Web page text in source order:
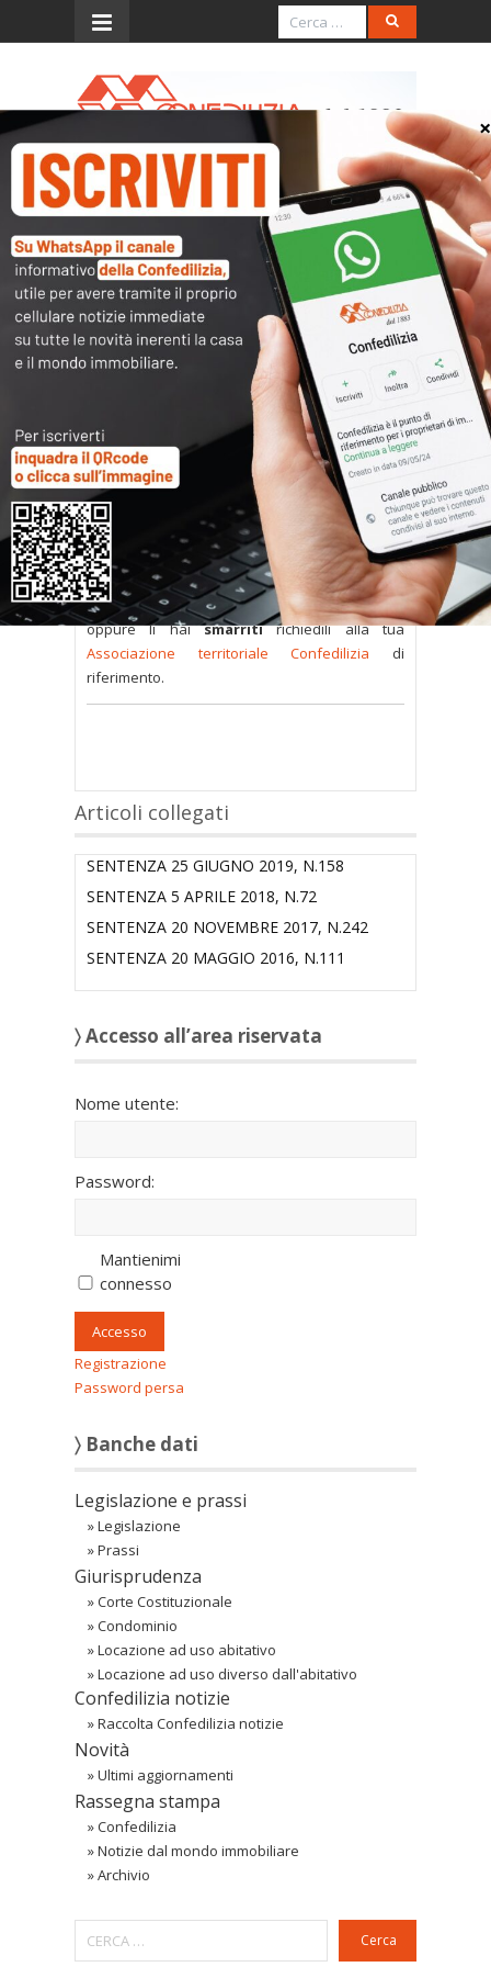
Menu
SENTENZA DEL 6 DICEMBRE
2002, N.523 (trascrizione
degli atti relativi ai beni
immobili)
L’accesso al contenuto
completo è riservato ai
soli utenti abilitati.
Tutti i documenti presenti nelle Banche dati
sono
a disposizione dei soci
ma per poterli
consultare occorre
inserire i dati di accesso
nel modulo a destra della pagina.
Senon possiedi nome utente e password
oppure li haismarritirichiedili alla tua
Associazione territoriale Confedilizia di
riferimento.
Articoli collegati
SENTENZA 25 GIUGNO 2019, N.158
SENTENZA 5 APRILE 2018, N.72
SENTENZA 20 NOVEMBRE 2017, N.242
SENTENZA 20 MAGGIO 2016, N.111
〉 Accesso all’area riservata
Nome utente:
Password:
Mantienimi
connesso
Accesso
Registrazione
Password persa
〉 Banche dati
Legislazione e prassi
»Legislazione
»Prassi
Giurisprudenza
»Corte Costituzionale
»Condominio
»Locazione ad uso abitativo
»Locazione ad uso diverso dall'abitativo
Confedilizia notizie
»Raccolta Confedilizia notizie
Novità
»Ultimi aggiornamenti
Rassegna stampa
»Confedilizia
»Notizie dal mondo immobiliare
»Archivio
Cerca